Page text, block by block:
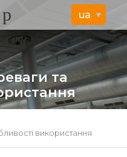
та
використання